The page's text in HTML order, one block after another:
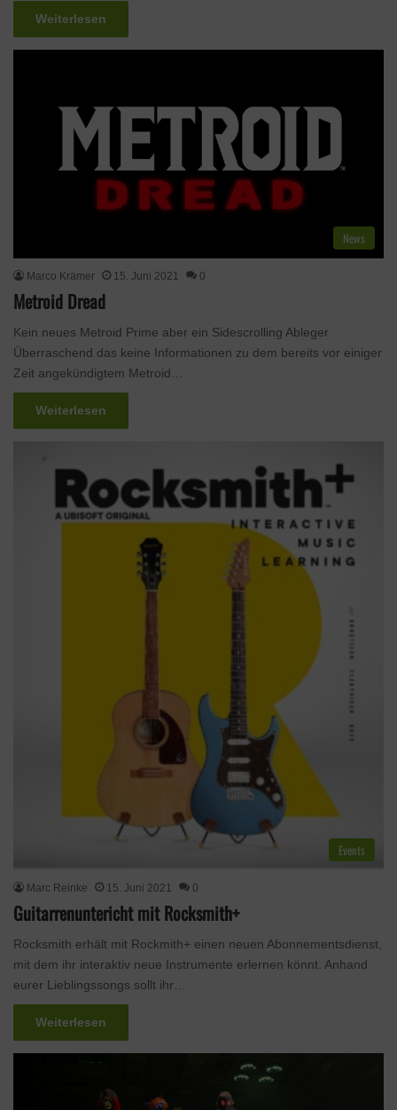
Weiterlesen
News
Marco Krämer 15. Juni 2021 0
Metroid Dread
Kein neues Metroid Prime aber ein Sidescrolling Ableger
Überraschend das keine Informationen zu dem bereits vor einiger
Zeit angekündigtem Metroid…
Weiterlesen
Events
Marc Reinke 15. Juni 2021 0
Guitarrenuntericht mit Rocksmith+
Rocksmith erhält mit Rockmith+ einen neuen Abonnementsdienst,
mit dem ihr interaktiv neue Instrumente erlernen könnt. Anhand
eurer Lieblingssongs sollt ihr…
Weiterlesen